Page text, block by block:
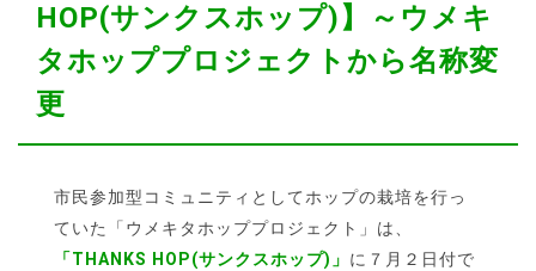
HOP(サンクスホップ)】～ウメキ
タホッププロジェクトから名称変
更
市民参加型コミュニティとしてホップの栽培を行っ
ていた「ウメキタホッププロジェクト」は、
「THANKS HOP(サンクスホップ)」 に７月２日付で